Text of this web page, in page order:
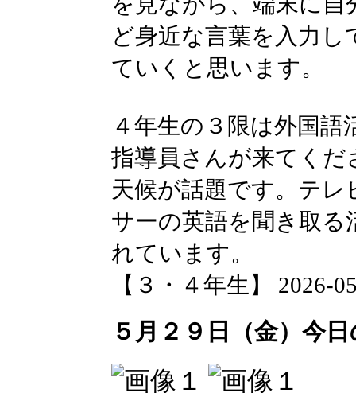
ど身近な言葉を入力
ていくと思います。
４年生の３限は外国
指導員さんが来てく
天候が話題です。テ
サーの英語を聞き取
れています。
【３・４年生】 2026-
５月２９日（金）今